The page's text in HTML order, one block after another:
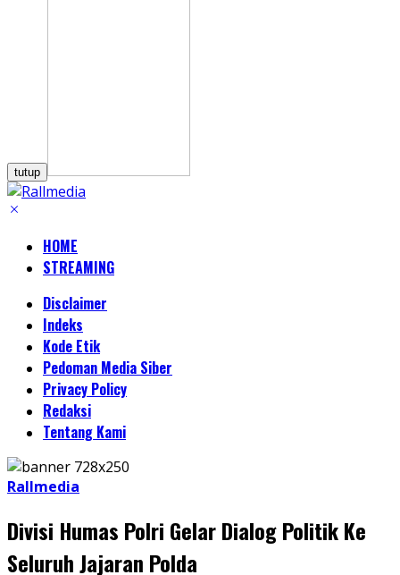
tutup
HOME
STREAMING
Disclaimer
Indeks
Kode Etik
Pedoman Media Siber
Privacy Policy
Redaksi
Tentang Kami
Rallmedia
Divisi Humas Polri Gelar Dialog Politik Ke
Seluruh Jajaran Polda